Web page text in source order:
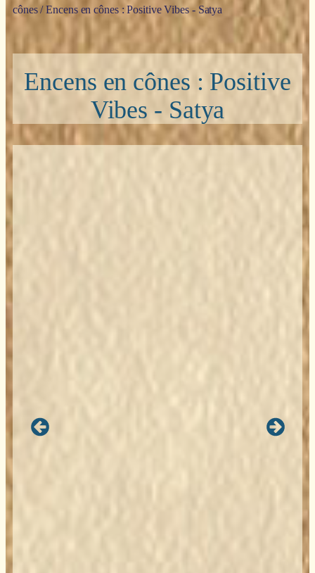
cônes/ Encens en cônes : Positive Vibes - Satya
Encens en cônes : Positive
Vibes - Satya